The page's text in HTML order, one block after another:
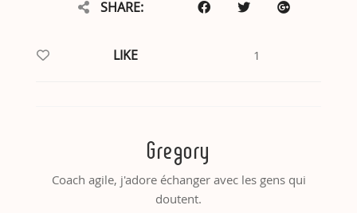
SHARE:
LIKE 1
Gregory
Coach agile, j'adore échanger avec les gens qui
doutent.